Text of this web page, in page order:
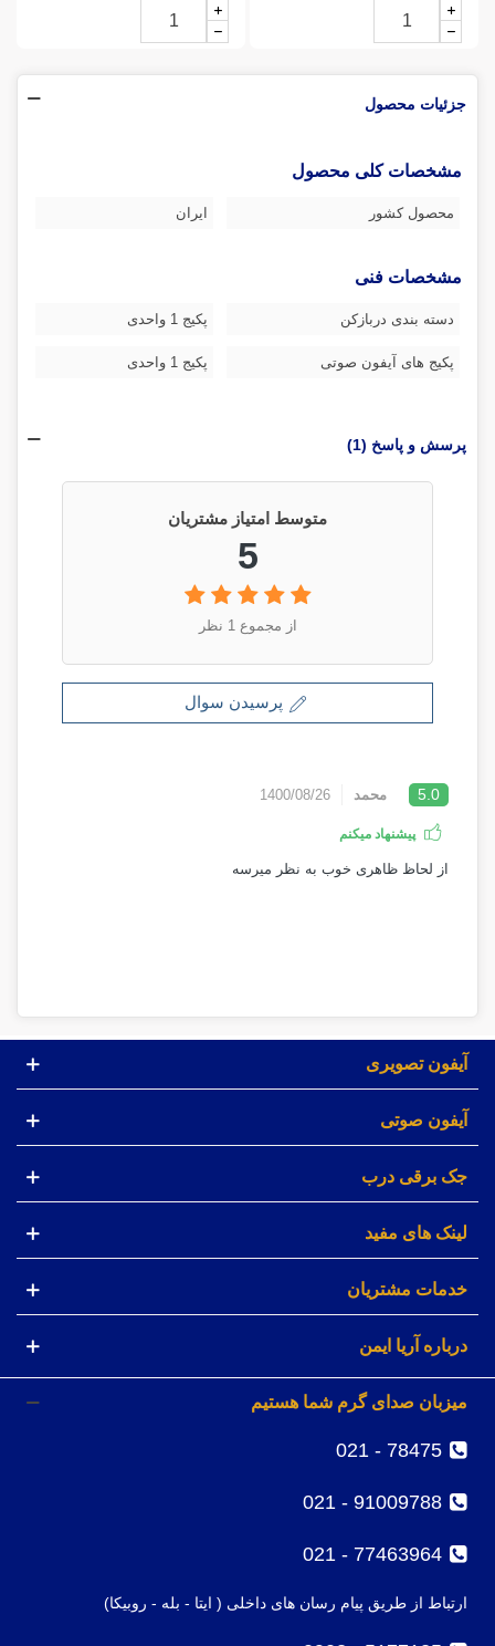
جزئیات محصول
مشخصات کلی محصول
محصول کشور ایران
مشخصات فنی
دسته بندی دربازکن پکیج 1 واحدی
پکیج های آیفون صوتی پکیج 1 واحدی
پرسش و پاسخ (1)
متوسط امتیاز مشتریان
5
از مجموع 1 نظر
پرسیدن سوال
5.0 محمد 1400/08/26
پیشنهاد میکنم
از لحاظ ظاهری خوب به نظر میرسه
آیفون تصویری
آیفون صوتی
جک برقی درب
لینک های مفید
خدمات مشتریان
درباره آریا ایمن
میزبان صدای گرم شما هستیم
78475 - 021
91009788 - 021
77463964 - 021
ارتباط از طریق پیام رسان های داخلی ( ایتا - بله - روبیکا)